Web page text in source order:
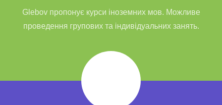
Glebov пропонує курси іноземних мов. Можливе
проведення групових та індивідуальних занять.